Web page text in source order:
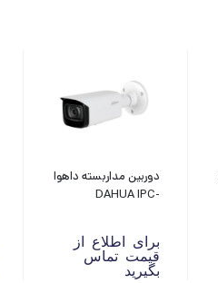
دوربین مداربسته داهوا
DAHUA IPC-
برای اطلاع از
قیمت تماس
بگیرید